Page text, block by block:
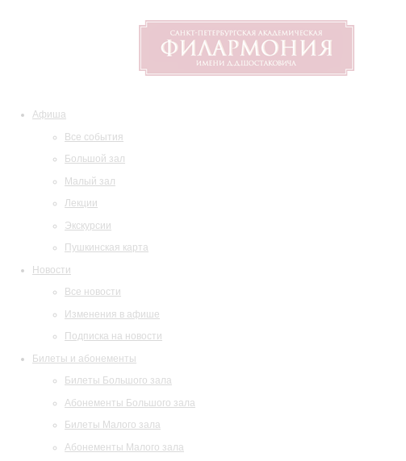
Афиша
Все события
Большой зал
Малый зал
Лекции
Экскурсии
Пушкинская карта
Новости
Все новости
Изменения в афише
Подписка на новости
Билеты и абонементы
Билеты Большого зала
Абонементы Большого зала
Билеты Малого зала
Абонементы Малого зала